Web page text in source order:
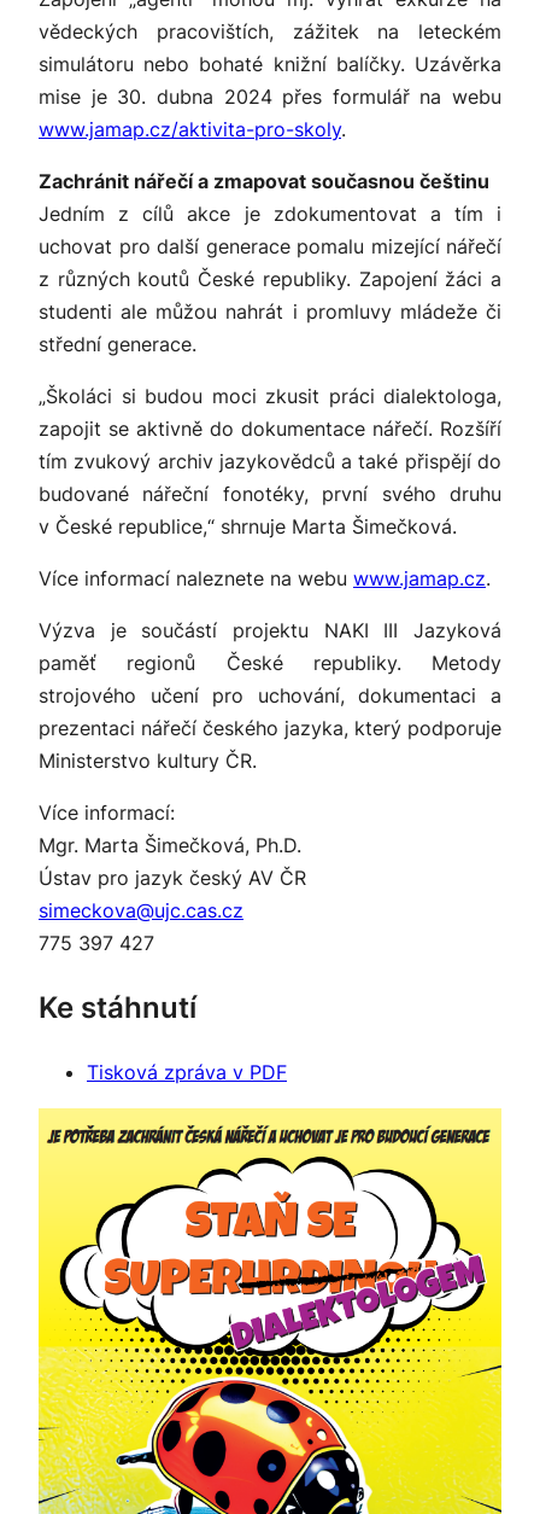
vědeckých pracovištích, zážitek na leteckém
simulátoru nebo bohaté knižní balíčky. Uzávěrka
mise je 30. dubna 2024 přes formulář na webu
www.jamap.cz/aktivita-pro-skoly.
Zachránit nářečí a zmapovat současnou češtinu
Jedním z cílů akce je zdokumentovat a tím i
uchovat pro další generace pomalu mizející nářečí
z různých koutů České republiky. Zapojení žáci a
studenti ale můžou nahrát i promluvy mládeže či
střední generace.
„Školáci si budou moci zkusit práci dialektologa,
zapojit se aktivně do dokumentace nářečí. Rozšíří
tím zvukový archiv jazykovědců a také přispějí do
budované nářeční fonotéky, první svého druhu
v České republice,“ shrnuje Marta Šimečková.
Více informací naleznete na webu www.jamap.cz.
Výzva je součástí projektu NAKI III Jazyková
paměť regionů České republiky. Metody
strojového učení pro uchování, dokumentaci a
prezentaci nářečí českého jazyka, který podporuje
Ministerstvo kultury ČR.
Více informací:
Mgr. Marta Šimečková, Ph.D.
Ústav pro jazyk český AV ČR
simeckova@ujc.cas.cz
775 397 427
Ke stáhnutí
Tisková zpráva v PDF